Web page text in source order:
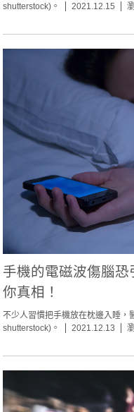
shutterstock)。
2021.12.15
手機的電磁波傷腦
你真相！
不少人習慣把手機放在枕邊入睡，
shutterstock)。
2021.12.13